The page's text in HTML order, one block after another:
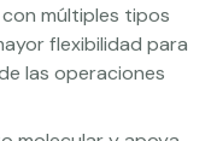
múltiples tipos
flexibilidad para
las operaciones